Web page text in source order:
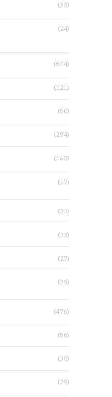
(33)
(24)
(514)
(121)
(50)
(294)
(165)
(17)
(22)
(23)
(27)
(29)
(476)
(56)
(30)
(29)